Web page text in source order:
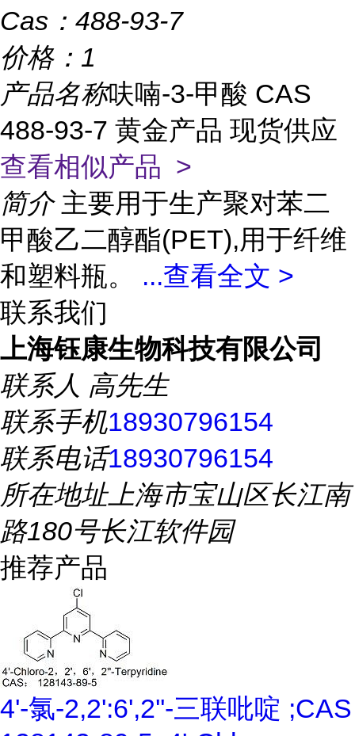
Cas： 488-93-7
价格： 1
产品名称呋喃-3-甲酸 CAS
488-93-7 黄金产品 现货供应
查看相似产品 >
简介 主要用于生产聚对苯二
甲酸乙二醇酯(PET),用于纤维
和塑料瓶。 ...查看全文 >
联系我们
上海钰康生物科技有限公司
联系人 高先生
联系手机18930796154
联系电话18930796154
所在地址上海市宝山区长江南
路180号长江软件园
推荐产品
4'-氯-2,2':6',2''-三联吡啶 ;CAS